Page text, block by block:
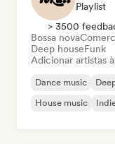
Playlist
> 3500
Bossa nova
Deep houseFunk
Adicionar artistas
Dance music
House music